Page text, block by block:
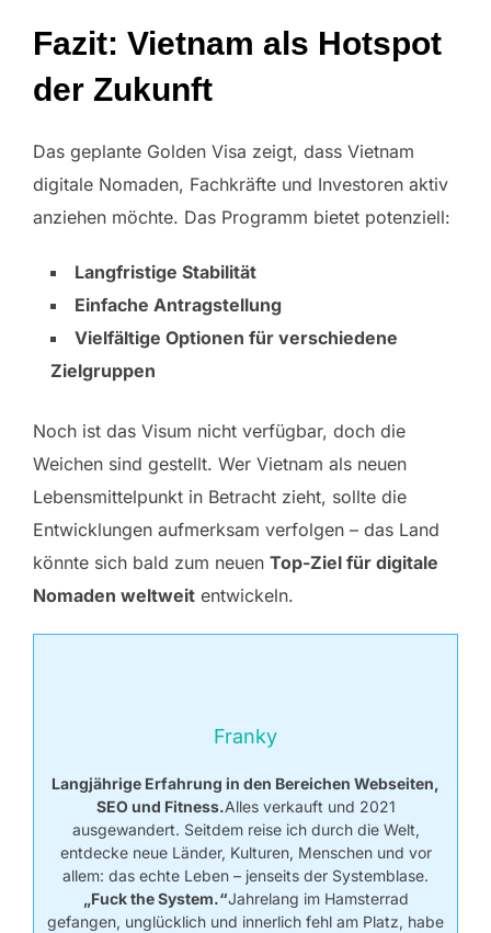
Fazit: Vietnam als Hotspot
der Zukunft
Das geplante Golden Visa zeigt, dass Vietnam
digitale Nomaden, Fachkräfte und Investoren aktiv
anziehen möchte. Das Programm bietet potenziell:
Langfristige Stabilität
Einfache Antragstellung
Vielfältige Optionen für verschiedene
Zielgruppen
Noch ist das Visum nicht verfügbar, doch die
Weichen sind gestellt. Wer Vietnam als neuen
Lebensmittelpunkt in Betracht zieht, sollte die
Entwicklungen aufmerksam verfolgen – das Land
könnte sich bald zum neuen Top-Ziel für digitale
Nomaden weltweit entwickeln.
Franky
Langjährige Erfahrung in den Bereichen Webseiten,
SEO und Fitness.Alles verkauft und 2021
ausgewandert. Seitdem reise ich durch die Welt,
entdecke neue Länder, Kulturen, Menschen und vor
allem: das echte Leben – jenseits der Systemblase.
„Fuck the System.“Jahrelang im Hamsterrad
gefangen, unglücklich und innerlich fehl am Platz, habe